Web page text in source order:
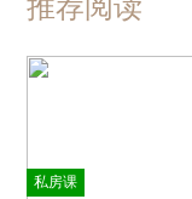
推荐阅读
私房课